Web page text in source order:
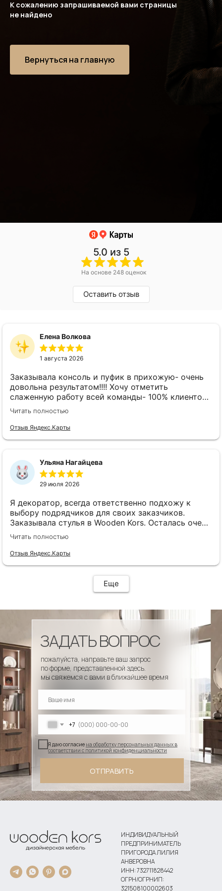
К сожалению запрашиваемой вами страницы
не найдено
Вернуться на главную
5.0 из 5
На основе 248 оценок
Оставить отзыв
Елена Волкова
1 августа 2026
Заказывала консоль и пуфик в прихожую- очень
довольна результатом!!!! Хочу отметить
слаженную работу всей команды- 100% клиенто
ориентированная команда!!!! При заказе
внимательно слушают заказчика , что очень
облегчает подбор материала и цвета. Четкая
Читать полностью
Отзыв Яндекс.Карты
Ульяна Нагайцева
29 июля 2026
Я декоратор, всегда ответственно подхожу к
выбору подрядчиков для своих заказчиков.
Заказывала стулья в Wooden Kors. Осталась очень
довольна качеством, скоростью исполнения,
доставкой! А особенно
клиентоориентированностью менеджеров. Все
удобством гостей! Особенно приятно было то, что
по запросу выслали образцы тканей обивки и я
сочетающееся с основным текстилем ресторана.
Читать полностью
Отзыв Яндекс.Карты
Еще
+7
Я даю согласие на обработку персональных данных в
соответствии с политикой конфиденциальности
ОТПРАВИТЬ
пожалуйста, направьте ваш запрос
по форме, представленной здесь.
мы свяжемся с вами в ближайшее время
ЗАДАТЬ ВОПРОС
ИНДИВИДУАЛЬНЫЙ
ПРЕДПРИНИМАТЕЛЬ
ПРИГОРОДА ЛИЛИЯ
АНВЕРОВНА
ИНН: 732711828442
ОГРН/ОГРНИП:
321508100002603